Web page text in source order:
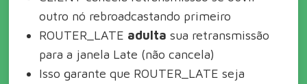
outro nó rebroadcastando primeiro
ROUTER_LATE adulta sua retransmissão
para a janela Late (não cancela)
Isso garante que ROUTER_LATE seja